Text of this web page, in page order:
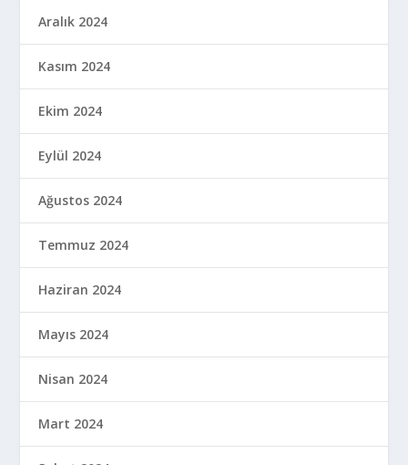
Aralık 2024
Kasım 2024
Ekim 2024
Eylül 2024
Ağustos 2024
Temmuz 2024
Haziran 2024
Mayıs 2024
Nisan 2024
Mart 2024